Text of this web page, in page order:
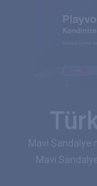
Mavi Sandalye
Mavi